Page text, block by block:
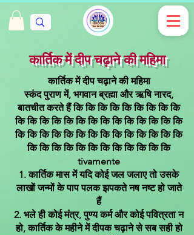
कार्तिक में दीप चढ़ाने की महिमा
कार्तिक में दीप चढ़ाने की महिमा
स्कंद पुराण में, भगवान ब्रह्मा और ऋषि नारद,
बातचीत करते हैं कि कि कि कि कि कि कि कि कि
कि कि कि कि कि कि कि कि कि कि कि कि कि कि
कि कि कि कि कि कि कि कि कि कि कि कि कि कि
कि कि कि कि कि कि कि कि कि कि कि कि
tivamente
1. कार्तिक मास में यदि कोई जल जलाए तो उसके
लाखों जन्मों के पाप पलक झपकते नष नष्ट हो जाते
हैं
2. भले ही कोई मंत्र, पुण्य कर्म और कोई पवित्रता न
हो, कार्तिक के महीने में दीपक चढ़ाने से सब सही हो